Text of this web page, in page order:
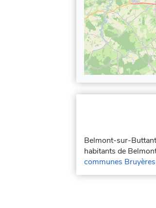
Belmont-sur-
habitants de
communes